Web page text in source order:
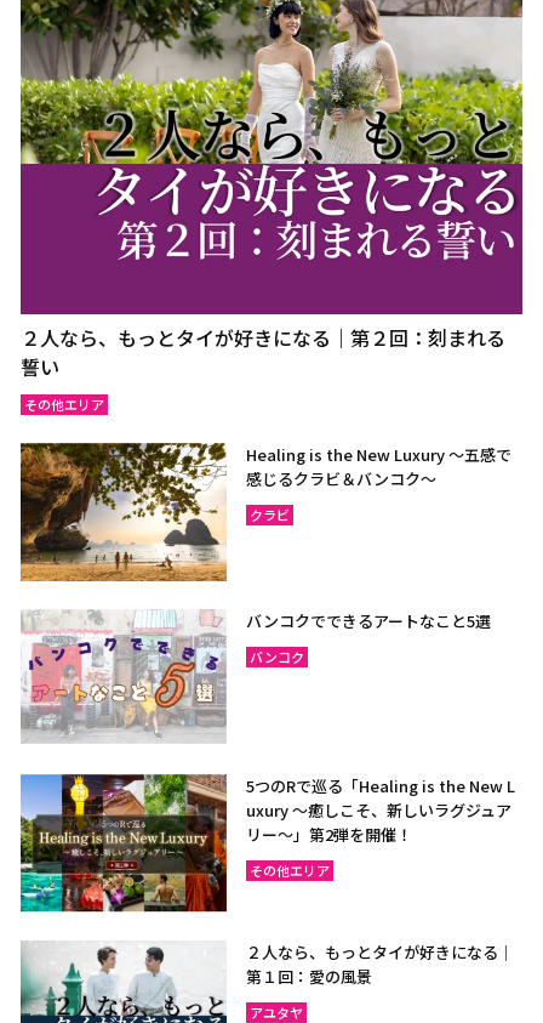
カラシン
ルーイ
サコンナコーン
ナコーンパノム
ノーンカーイ
ノーンブアランプー
ブンカーン
ムックダーハーン
ローイエット
マハーサーラカーム
ブリーラム
ヤソートーン
シーサケート
アムナートチャルーン
北イサーン
南イサーン
パタヤ（チョンブリー）
ラヨーン（サメット島）
チャンタブリー
サケーオ
チャチューンサオ
プラーチーンブリー
サムットプラカーン
バンコク
サムットソンクラーム
アユタヤ
カンチャナブリー
キリカン）
チャアム（ペッチャブリ
ー）
アーントーン
チャイナート
ロッブリー
ペッチャブリー
プラチュアップキリカン
ラーチャブリー
サムットサーコーン
２人なら、もっとタイが好きになる｜第２回：刻まれる
誓い
その他エリア
Healing is the New Luxury ～五感で
感じるクラビ＆バンコク～
クラビ
バンコクでできるアートなこと5選
バンコク
5つのRで巡る「Healing is the New L
uxury ～癒しこそ、新しいラグジュア
リー〜」第2弾を開催！
その他エリア
２人なら、もっとタイが好きになる｜
第１回：愛の風景
アユタヤ